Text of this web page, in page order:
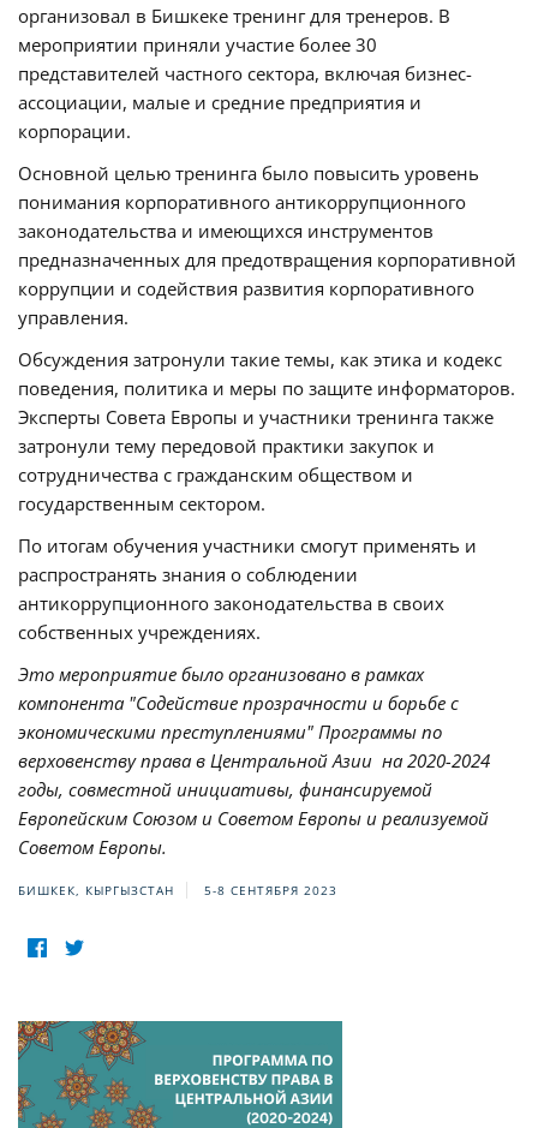
организовал в Бишкеке тренинг для тренеров. В
мероприятии приняли участие более 30
представителей частного сектора, включая бизнес-
ассоциации, малые и средние предприятия и
корпорации.
Основной целью тренинга было повысить уровень
понимания корпоративного антикоррупционного
законодательства и имеющихся инструментов
предназначенных для предотвращения корпоративной
коррупции и содействия развития корпоративного
управления.
Обсуждения затронули такие темы, как этика и кодекс
поведения, политика и меры по защите информаторов.
Эксперты Совета Европы и участники тренинга также
затронули тему передовой практики закупок и
сотрудничества с гражданским обществом и
государственным сектором.
По итогам обучения участники смогут применять и
распространять знания о соблюдении
антикоррупционного законодательства в своих
собственных учреждениях.
Это мероприятие было организовано в рамках
компонента "Содействие прозрачности и борьбе с
экономическими преступлениями" Программы по
верховенству права в Центральной Азии на 2020-2024
годы, совместной инициативы, финансируемой
Европейским Союзом и Советом Европы и реализуемой
Советом Европы.
БИШКЕК, КЫРГЫЗСТАН 5-8 СЕНТЯБРЯ 2023